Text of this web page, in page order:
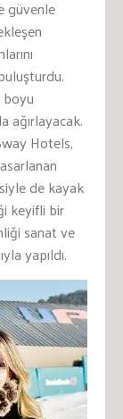
güvenle
boyu
ağırlayacak.
Hotels,
de kayak
keyifli bir
sanat ve
yapıldı.